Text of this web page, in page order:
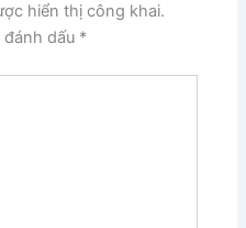
hiển thị công khai.
dấu *